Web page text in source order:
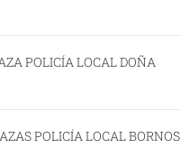
POLICÍA LOCAL DOÑA
POLICÍA LOCAL BORNOS